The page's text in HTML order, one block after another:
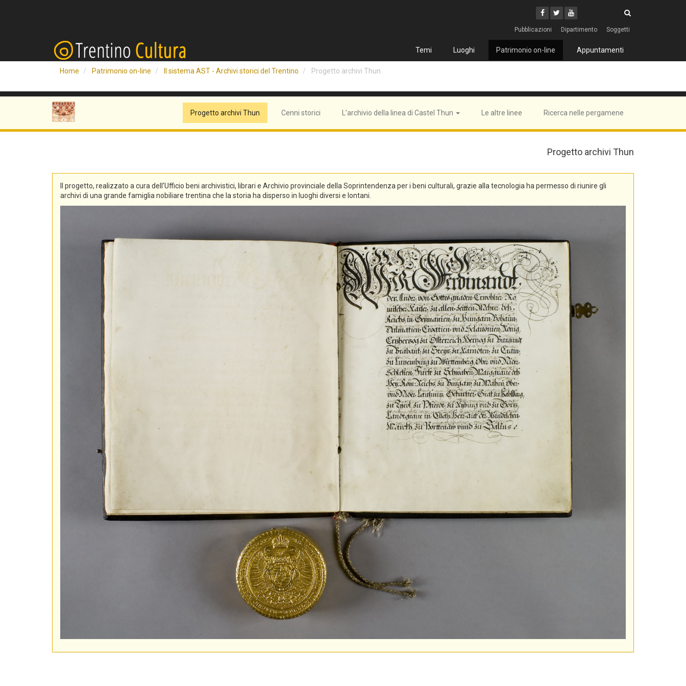
Facebook
Twitter
Youtube
Pubblicazioni Dipartimento Soggetti
Temi Luoghi Patrimonio on-line Appuntamenti
Home Patrimonio on-line Il sistema AST - Archivi storici del Trentino Progetto archivi Thun
Progetto archivi Thun Cenni storici L’archivio della linea di Castel Thun Le altre linee Ricerca nelle pergamene
Progetto archivi Thun
Il progetto, realizzato a cura dell'Ufficio beni archivistici, librari e Archivio provinciale della Soprintendenza per i beni culturali, grazie alla tecnologia ha permesso di riunire gli
archivi di una grande famiglia nobiliare trentina che la storia ha disperso in luoghi diversi e lontani.